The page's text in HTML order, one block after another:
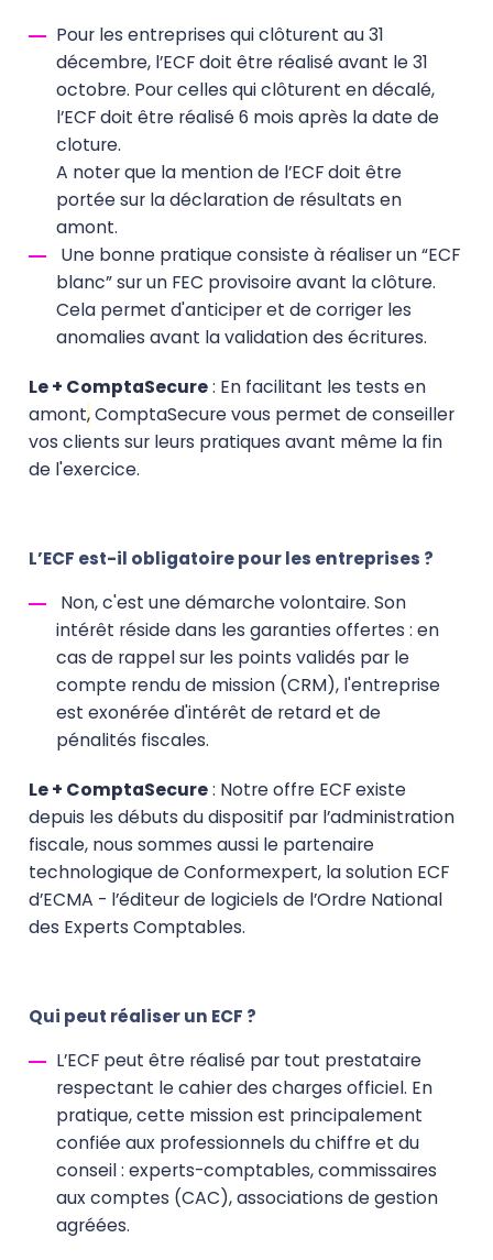
Pour les entreprises qui clôturent au 31
décembre, l’ECF doit être réalisé avant le 31
octobre. Pour celles qui clôturent en décalé,
l’ECF doit être réalisé 6 mois après la date de
cloture.
A noter que la mention de l’ECF doit être
portée sur la déclaration de résultats en
amont.
Une bonne pratique consiste à réaliser un “ECF
blanc” sur un FEC provisoire avant la clôture.
Cela permet d'anticiper et de corriger les
anomalies avant la validation des écritures.
Le + ComptaSecure: En facilitant les tests en
amont,ComptaSecure vous permet de conseiller
vos clients sur leurs pratiques avant même la fin
de l'exercice.
L’ECF est-il obligatoire pour les entreprises ?
Non, c'est une démarche volontaire. Son
intérêt réside dans les garanties offertes : en
cas de rappel sur les points validés par le
compte rendu de mission (CRM), l'entreprise
est exonérée d'intérêt de retard et de
pénalités fiscales.
Le + ComptaSecure: Notre offre ECF existe
depuis les débuts du dispositif par l’administration
fiscale, nous sommes aussi le partenaire
technologique de Conformexpert, la solution ECF
d’ECMA - l’éditeur de logiciels de l’Ordre National
des Experts Comptables.
Qui peut réaliser un ECF ?
L’ECF peut être réalisé par tout prestataire
respectant le cahier des charges officiel. En
pratique, cette mission est principalement
confiée aux professionnels du chiffre et du
conseil : experts-comptables, commissaires
aux comptes (CAC), associations de gestion
agréées.